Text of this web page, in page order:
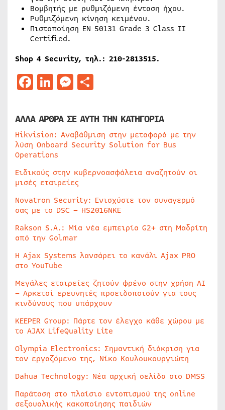
Βομβητής με ρυθμιζόμενη ένταση ήχου.
Ρυθμιζόμενη κίνηση κειμένου.
Πιστοποίηση EN 50131 Grade 3 Class II
Certified.
Shop 4 Security, τηλ.: 210-2813515.
Facebook
LinkedIn
Messenger
ΑΛΛΑ ΑΡΘΡΑ ΣΕ ΑΥΤΗ ΤΗΝ ΚΑΤΗΓΟΡΙΑ
Hikvision: Αναβάθμιση στην μεταφορά με την
λύση Onboard Security Solution for Bus
Operations
Ειδικούς στην κυβερνοασφάλεια αναζητούν οι
μισές εταιρείες
Novatron Security: Ενισχύστε τον συναγερμό
σας με το DSC – HS2016NKE
Rakson S.A.: Μία νέα εμπειρία G2+ στη Μαδρίτη
από την Golmar
Η Ajax Systems λανσάρει το κανάλι Ajax PRO
στο YouTube
Μεγάλες εταιρείες ζητούν φρένο στην χρήση AI
– Αρκετοί ερευνητές προειδοποιούν για τους
κινδύνους που υπάρχουν
KEEPER Group: Πάρτε τον έλεγχο κάθε χώρου με
το AJAX LifeQuality Lite
Olympia Electronics: Σημαντική διάκριση για
τον εργαζόμενο της, Νίκο Κουλουκουργιώτη
Dahua Technology: Νέα αρχική σελίδα στο DMSS
Παράταση στο πλαίσιο εντοπισμού της online
σεξουαλικής κακοποίησης παιδιών